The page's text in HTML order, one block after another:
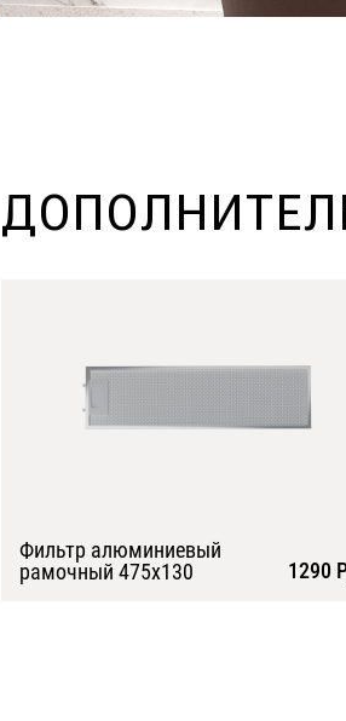
Фильтр алюминиевый
рамочный 475х130
1290